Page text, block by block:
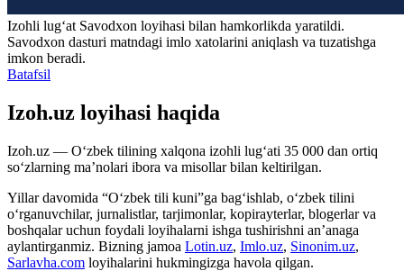
Izohli lugʻat Savodxon loyihasi bilan hamkorlikda yaratildi.
Savodxon dasturi matndagi imlo xatolarini aniqlash va tuzatishga
imkon beradi.
Batafsil
Izoh.uz loyihasi haqida
Izoh.uz — O‘zbek tilining xalqona izohli lug‘ati 35 000 dan ortiq
so‘zlarning ma’nolari ibora va misollar bilan keltirilgan.
Yillar davomida “O‘zbek tili kuni”ga bag‘ishlab, o‘zbek tilini
o‘rganuvchilar, jurnalistlar, tarjimonlar, kopirayterlar, blogerlar va
boshqalar uchun foydali loyihalarni ishga tushirishni an’anaga
aylantirganmiz. Bizning jamoa Lotin.uz, Imlo.uz, Sinonim.uz,
Sarlavha.com loyihalarini hukmingizga havola qilgan.